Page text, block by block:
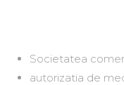
Societatea
autorizatia de